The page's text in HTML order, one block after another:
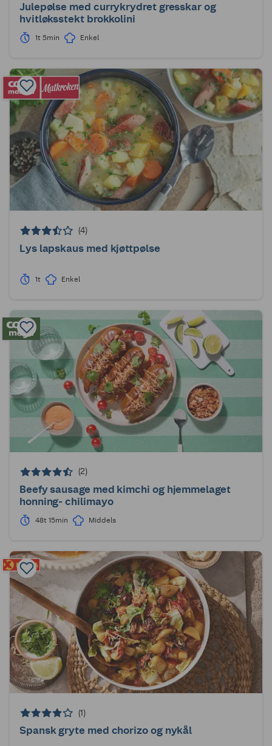
Julepølse med currykrydret gresskar og
hvitløksstekt brokkolini
1t 5min Enkel
(4)
Lys lapskaus med kjøttpølse
1t Enkel
(2)
Beefy sausage med kimchi og hjemmelaget
honning- chilimayo
48t 15min Middels
(1)
Spansk gryte med chorizo og nykål